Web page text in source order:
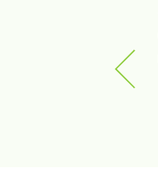
deed het heel